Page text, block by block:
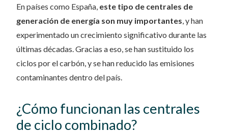
En países como España, este tipo de centrales de
generación de energía son muy importantes, y han
experimentado un crecimiento significativo durante las
últimas décadas. Gracias a eso, se han sustituido los
ciclos por el carbón, y se han reducido las emisiones
contaminantes dentro del país.
¿Cómo funcionan las centrales
de ciclo combinado?